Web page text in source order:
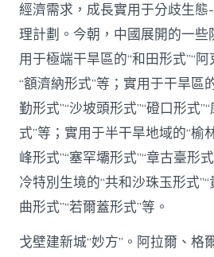
經濟需求，成長實用于分歧生
理計劃。今朝，中國展開的一些
用于極端干旱區的“和田形式”“阿
“額濟納形式”等；實用于干旱區
勤形式”“沙坡頭形式”“磴口形式
式”等；實用于半干旱地域的“榆
峰形式”“塞罕壩形式”“章古臺形
冷特別生境的“共和沙珠玉形式
曲形式”“若爾蓋形式”等。
戈壁建新城“妙方”。阿拉爾、格